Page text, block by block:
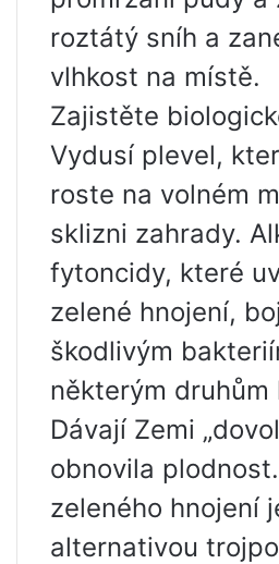
roztátý sníh a
vlhkost na místě.
Zajistěte
Vydusí plevel,
roste na volném
sklizni zahrady.
fytoncidy, které
zelené hnojení,
škodlivým
některým druhům
Dávají Zemi
obnovila
zeleného hnojení
alternativou